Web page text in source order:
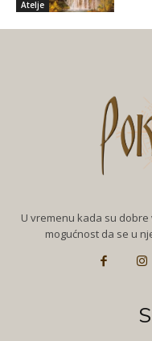
Atelje
U vremenu kada su
mogućnost da se u